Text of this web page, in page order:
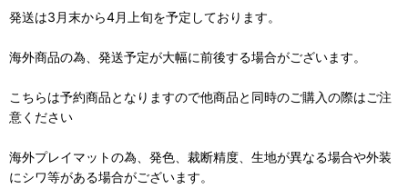
発送は3月末から4月上旬を予定しております。
海外商品の為、発送予定が大幅に前後する場合がございます。
こちらは予約商品となりますので他商品と同時のご購入の際はご注
意ください
海外プレイマットの為、発色、裁断精度、生地が異なる場合や外装
にシワ等がある場合がございます。